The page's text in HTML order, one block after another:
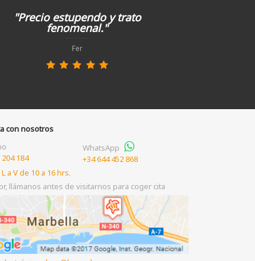
"Precio estupendo y trato
fenomenal."
Fer
con nosotros
204 184
WhatsApp
+34 644 452 868
L a V de 10 a 16 hrs.
llámanos antes de visitarnos para coger cita